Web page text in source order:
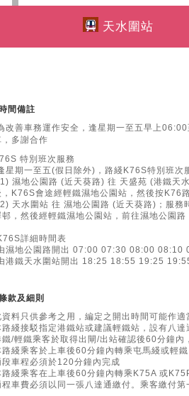
天水圍站
間備註
改善車務運作安全，逢星期一至五早上
，多謝合作
特別班次服務
星期一至五(假日除外)，路綫K76S特別班次
濕地公園路 (近天葵路) 往 天盛苑 (港鐵天
，K76S會途經輕鐵濕地公園站，然後按K76
天水圍站 往 濕地公園路 (近天葵路)；服
邨，然後經輕鐵濕地公園站，前往濕地公園路
詳細時間表
濕地公園路開出 07:00 07:30 08:00
港鐵天水圍站開出 18:25 18:55 19:25
款及細則
資料只供參考之用，編定之開出時間可能作適
路綫接駁指定港鐵站或建議輕鐵站，設有八達
鐵/輕鐵乘客於取得出閘/出站確認後60分鐘內
路綫乘客於上車後60分鐘內轉乘屯馬綫或輕
段車程必須於120分鐘內完成
路綫乘客在上車後60分鐘內轉乘K75A 或
程車費必須以同一張八達通繳付。乘客繳付